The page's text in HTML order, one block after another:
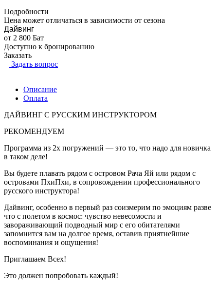
Подробности
Цена может отличаться в зависимости от сезона
Дайвинг
от 2 800 Бат
Доступно к бронированию
Заказать
Задать вопрос
Описание
Оплата
ДАЙВИНГ С РУССКИМ ИНСТРУКТОРОМ
РЕКОМЕНДУЕМ
Программа из 2х погружений — это то, что надо для новичка
в таком деле!
Вы будете плавать рядом с островом Рача Яй или рядом с
островами ПхиПхи, в сопровождении профессионального
русского инструктора!
Дайвинг, особенно в первый раз соизмерим по эмоциям разве
что с полетом в космос: чувство невесомости и
завораживающий подводный мир с его обитателями
запомнится вам на долгое время, оставив приятнейшие
воспоминания и ощущения!
Приглашаем Всех!
Это должен попробовать каждый!